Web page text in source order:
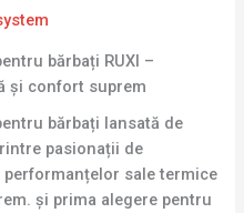
bărbați RUXI –
și confort suprem
bărbați lansată de
pasionații de
sale termice
și prima alegere pentru